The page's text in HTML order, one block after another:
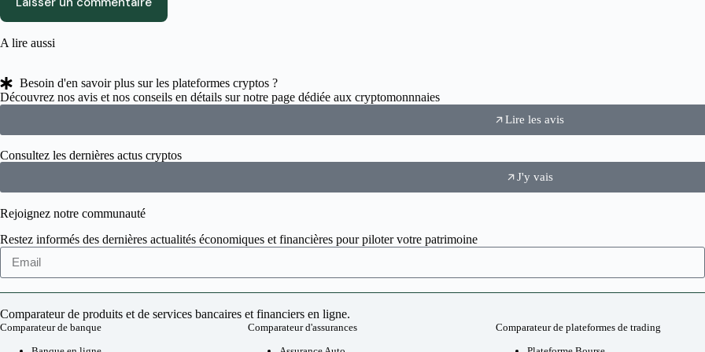
A lire aussi
Besoin d'en savoir plus sur les plateformes cryptos ?
Découvrez nos avis et nos conseils en détails sur notre page dédiée aux cryptomonnnaies
Lire les avis
Consultez les dernières actus cryptos
J'y vais
Rejoignez notre communauté
Restez informés des dernières actualités économiques et financières pour piloter votre patrimoine
Comparateur de produits et de services bancaires et financiers en ligne.
Comparateur de banque
Comparateur d'assurances
Comparateur de plateformes de trading